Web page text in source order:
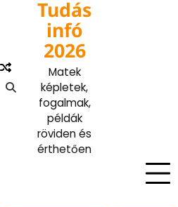
Tudás
infó
2026
Matek
képletek,
fogalmak,
példák
röviden és
érthetően